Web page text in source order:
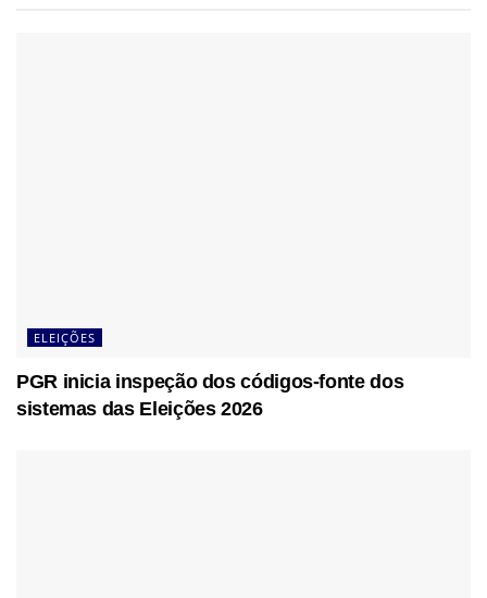
ELEIÇÕES
PGR inicia inspeção dos códigos-fonte dos
sistemas das Eleições 2026